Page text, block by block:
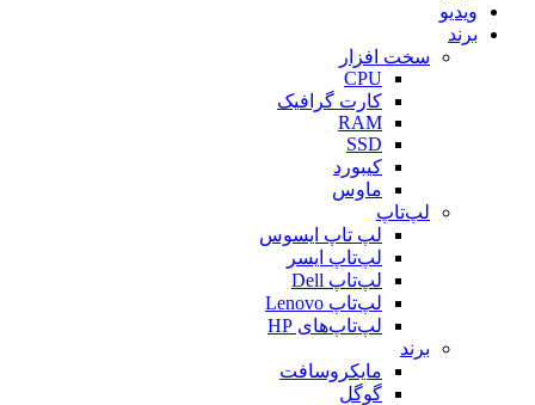
ویدیو
برند
سخت افزار
CPU
کارت گرافیک
RAM
SSD
کیبورد
ماوس
لپ‌تاپ
لپ تاپ ایسوس
لپ‌تاپ ایسر
لپ‌تاپ Dell
لپ‌تاپ Lenovo
لپ‌تاپ‌های HP
برند
مایکروسافت
گوگل